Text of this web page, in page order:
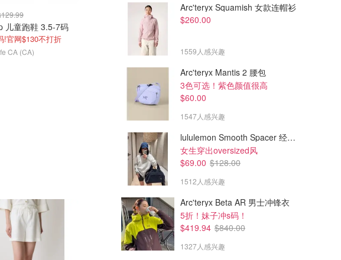
儿童跑鞋 3.5-7码
!官网$130不打折
CA (CA)
$139.99
The Roger 女士运动鞋 码数3.5-7
Sporting Life CA (CA)
$119.99
Altitude Sports CA (CA)
Arc'teryx Squamish 女款连帽衫
$260.00
1559人感兴趣
Arc'teryx Mantis 2 腰包
3色可选！紫色颜值很高
$60.00
1547人感兴趣
lululemon Smooth Spacer 经典卫衣
女生穿出oversized风
$69.00 $128.00
1512人感兴趣
Arc'teryx Beta AR 男士冲锋衣
5折！妹子冲s码！
$419.94 $840.00
1327人感兴趣